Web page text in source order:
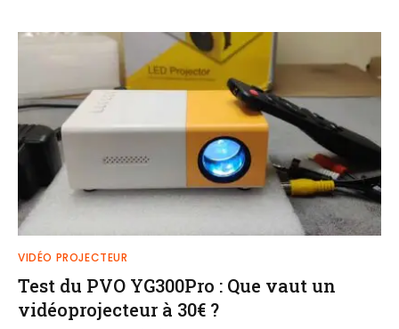
VIDÉO PROJECTEUR
Test du PVO YG300Pro : Que vaut un
vidéoprojecteur à 30€ ?